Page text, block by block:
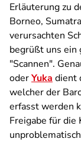
Erläuterung zu
Borneo,
verursachten
begrüßt uns
"Scannen".
oderYuka dient
welcher der
erfasst werden
Freigabe für die